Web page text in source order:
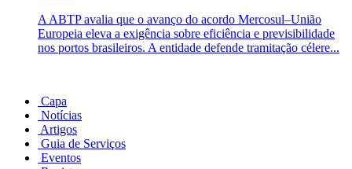
A ABTP avalia que o avanço do acordo Mercosul–União
Europeia eleva a exigência sobre eficiência e previsibilidade
nos portos brasileiros. A entidade defende tramitação célere...
Capa
Notícias
Artigos
Guia de Serviços
Eventos